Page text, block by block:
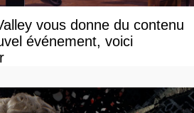
vous donne du contenu
événement, voici